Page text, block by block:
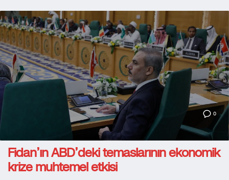
0
Fidan’ın ABD’deki temaslarının ekonomik
krize muhtemel etkisi